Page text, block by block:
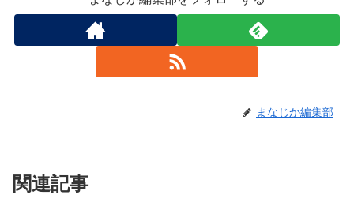
まなじか編集部
関連記事